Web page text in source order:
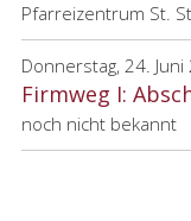
Pfarreizentrum St.
Donnerstag, 24.
Firmweg I:
noch nicht bekannt